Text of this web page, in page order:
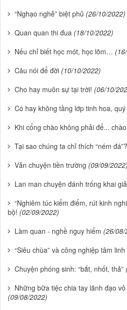
“Nghạo nghễ” biệt phủ (26/10/2022)
Quan quan thi đua (18/10/2022)
Nếu chỉ biết học mót, học lõm…
Câu nói để đời (10/10/2022)
Cho hay muôn sự tại trời! (06/10/
Có hay không tầng lớp tinh hoa,
Khi cổng chào không phải để... chào
Tại sao chúng ta chỉ thích “ném đá”?
Vẫn chuyện tiền trường (09/09/2022)
Lan man chuyện đánh trống khai
“Nghiêm túc kiểm điểm, rút kinh
bộ! (02/09/2022)
Làm quan - nghề nguy hiểm (26/08/
“Siêu chùa” và công nghiệp tâm linh
Chuyện phóng sinh: “bắt, nhốt, thả”
Những bữa tiệc chia tay lãnh đạo
(09/08/2022)